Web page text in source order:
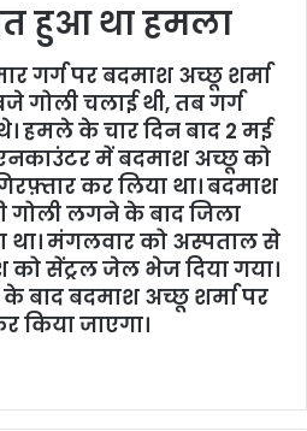
हुआ था हमला
गर्ग पर बदमाश अच्छू शर्मा
गोली चलाई थी, तब गर्ग
हमले के चार दिन बाद 2 मई
में बदमाश अच्छू को
कर लिया था। बदमाश
लगने के बाद जिला
था। मंगलवार को अस्पताल से
को सेंट्रल जेल भेज दिया गया।
बाद बदमाश अच्छू शर्मा पर
किया जाएगा।